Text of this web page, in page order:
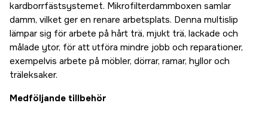
kardborrfästsystemet. Mikrofilterdammboxen samlar
damm, vilket ger en renare arbetsplats. Denna multislip
lämpar sig för arbete på hårt trä, mjukt trä, lackade och
målade ytor, för att utföra mindre jobb och reparationer,
exempelvis arbete på möbler, dörrar, ramar, hyllor och
träleksaker.
Medföljande tillbehör